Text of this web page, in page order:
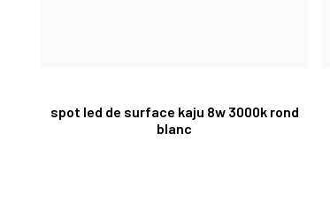
spot led de surface kaju 8w 3000k rond
blanc